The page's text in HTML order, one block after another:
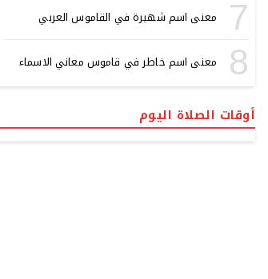
7 معنى اسم شهيرة في القاموس العربي
8 معنى اسم خاطر في قاموس معاني الاسماء
أوقات الصلاة اليوم